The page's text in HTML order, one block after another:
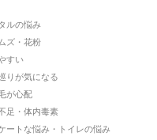
ルの悩み
ズ・花粉
すい
りが気になる
が心配
足・体内毒素
ートな悩み・トイレの悩み